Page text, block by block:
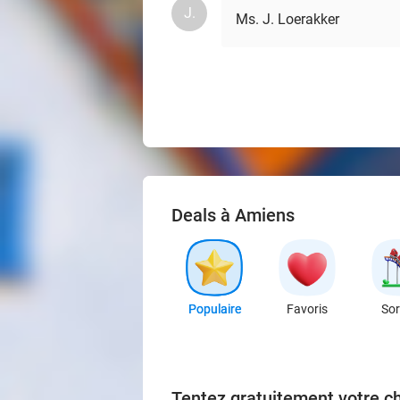
J. Ms. J. Loerakker
Deals à Amiens
Populaire Favoris